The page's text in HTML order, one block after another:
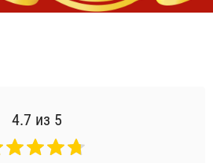
4.7 из 5